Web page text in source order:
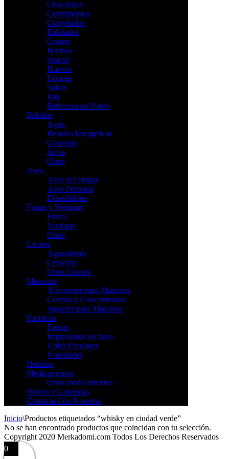
Chocolates
Condimentos
Congelados
Enlatados
Granos
Harinas
Snacks
Huevos
Lácteos
Salsas
Pan
Refrescos en Polvo
Bebidas
Agua
Bebidas Energeticas
Gaseosas
Jugos
Otros
Aseo
Aseo del Hogar
Aseo Personal
Desechables
Frutas y Verduras
Frutas
Verduras
Otros
Licores
Aguardiente
Cervezas
Otros Licores
Mascotas
Accesorios para Mascotas
Comida y Concentrados
Juguetes para Mascotas
Papelería
Fiestas
Impresiones en linea
Utiles Escolares
Variedades
Helados
Medicamentos
Otros medicamentos
Dulces y Golosinas
Contacta Con Nosotras
Inicio\Productos etiquetados “whisky en ciudad verde”
No se han encontrado productos que coincidan con tu selección.
Copyright 2020 Merkadomi.com Todos Los Derechos Reservados
0